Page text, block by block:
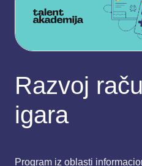
Razvoj
igara
Program iz oblasti